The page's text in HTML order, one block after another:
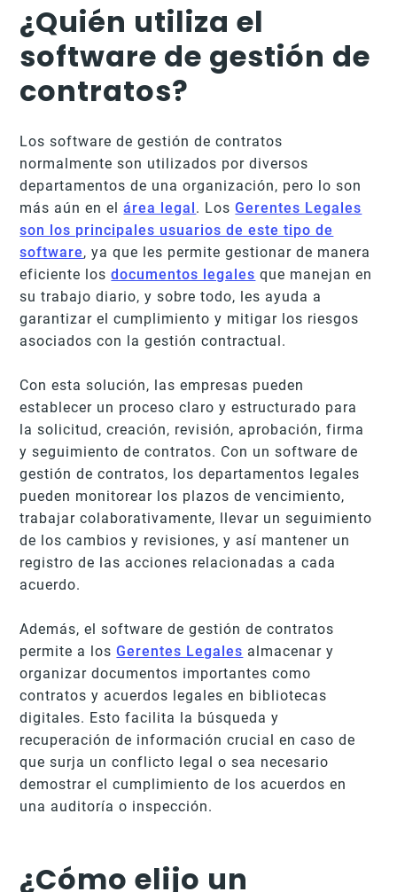
¿Quién utiliza el
software de gestión de
contratos?
Los software de gestión de contratos
normalmente son utilizados por diversos
departamentos de una organización, pero lo son
más aún en elárea legal. LosGerentes Legales
son los principales usuarios de este tipo de
software, ya que les permite gestionar de manera
eficiente losdocumentos legales que manejan en
su trabajo diario, y sobre todo, les ayuda a
garantizar el cumplimiento y mitigar los riesgos
asociados con la gestión contractual.
Con esta solución, las empresas pueden
establecer un proceso claro y estructurado para
la solicitud, creación, revisión, aprobación, firma
y seguimiento de contratos. Con un software de
gestión de contratos, los departamentos legales
pueden monitorear los plazos de vencimiento,
trabajar colaborativamente, llevar un seguimiento
de los cambios y revisiones, y así mantener un
registro de las acciones relacionadas a cada
acuerdo.
Además, el software de gestión de contratos
permite a losGerentes Legales almacenar y
organizar documentos importantes como
contratos y acuerdos legales en bibliotecas
digitales. Esto facilita la búsqueda y
recuperación de información crucial en caso de
que surja un conflicto legal o sea necesario
demostrar el cumplimiento de los acuerdos en
una auditoría o inspección.
¿Cómo elijo un